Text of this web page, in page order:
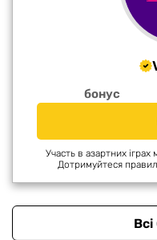
бонус
Участь в азартних
Дотримуйтеся правил